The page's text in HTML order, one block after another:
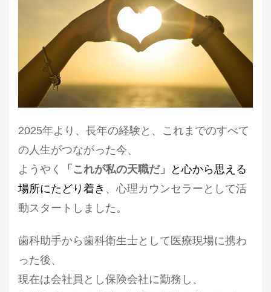
2025年より、 長年の経験と、これまでのすべて
の人生がつながった今、
ようやく
「これが私の天職だ」
と心から思える
場所にたどり着き 、 心理カウンセラーとして活
動スタートしました。
歯科助手から歯科衛生士として医療現場に携わ
った後、
現在は会社員とし保険会社に勤務し、